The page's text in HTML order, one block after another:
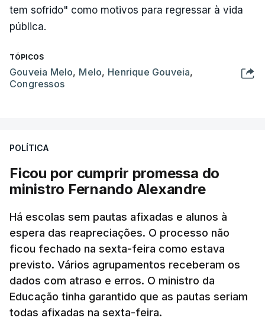
tem sofrido" como motivos para regressar à vida
pública.
TÓPICOS
Gouveia Melo, Melo, Henrique Gouveia,
Congressos
POLÍTICA
Ficou por cumprir promessa do
ministro Fernando Alexandre
Há escolas sem pautas afixadas e alunos à
espera das reapreciações. O processo não
ficou fechado na sexta-feira como estava
previsto. Vários agrupamentos receberam os
dados com atraso e erros. O ministro da
Educação tinha garantido que as pautas seriam
todas afixadas na sexta-feira.